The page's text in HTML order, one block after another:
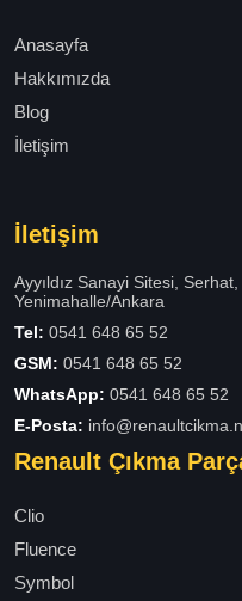
Anasayfa
Hakkımızda
Blog
İletişim
İletişim
Ayyıldız Sanayi Sitesi,
Yenimahalle/Ankara
Tel: 0541 648 65 52
GSM: 0541 648 65 52
WhatsApp: 0541 648 65 52
E-Posta:
Renault Çıkma
Clio
Fluence
Symbol